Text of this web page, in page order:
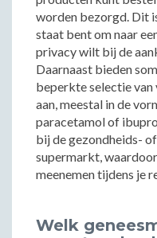
worden bezorgd. Dit
staat bent om naar
privacy wilt bij de
Daarnaast bieden
beperkte selectie
aan, meestal in de
paracetamol of
bij de gezondheids-
supermarkt,
meenemen tijdens je
Welk